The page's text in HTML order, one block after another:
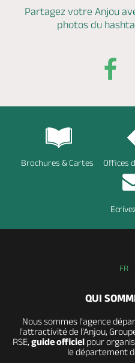
Partagez votre Anjou
photos du
Brochures & Cartes Offices
FR
QUI
Nous sommes l’agence
l’attractivité de l’Anjou,
RSE, guide officielpour
le département